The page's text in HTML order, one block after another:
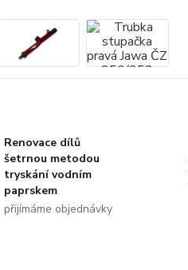
Renovace dílů
šetrnou metodou
tryskání vodním
paprskem
přijímáme objednávky